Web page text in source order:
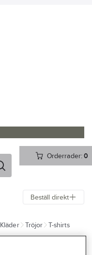
Orderrader:0
Beställ direkt
Kläder Tröjor T-shirts